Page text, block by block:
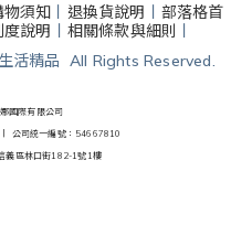
物須知 退換貨說明
部落格首
說明 相關條款與細則
活精品 All Rights Reserved.
國際有限公司
公司統一編號：54667810
義區林口街182-1號1樓